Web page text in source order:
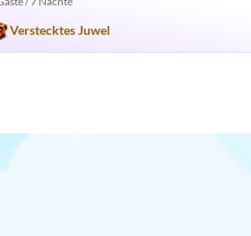
Verstecktes Juwel